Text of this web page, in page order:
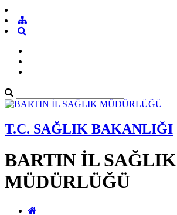
T.C. SAĞLIK BAKANLIĞI
BARTIN İL SAĞLIK
MÜDÜRLÜĞÜ